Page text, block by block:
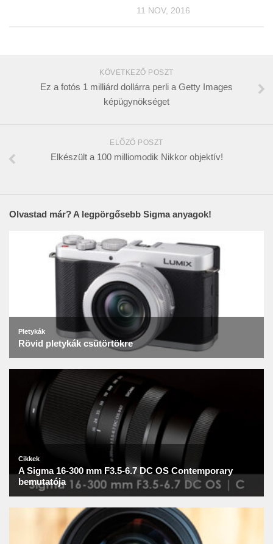
11 NOV, 2016
KÖVETKEZŐ POSZT
Ez a fotós 1 milliárd dollárra perli a Getty Images
képügynökséget
ELŐZŐ POSZT
Elkészült a 100 milliomodik Nikkor objektív!
Olvastad már? A legpörgősebb Sigma anyagok!